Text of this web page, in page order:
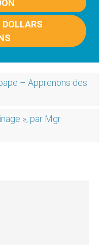
DOLLARS
– Apprenons des
», par Mgr